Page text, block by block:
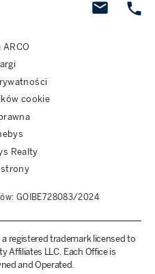
ARCO
cookie
Realty
strony
GOIBE728083/2024
registered trademark licensed to
Affiliates LLC. Each Office is
and Operated.